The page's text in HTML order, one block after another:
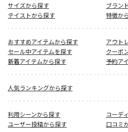
サイズから探す
ブラン
テイストから探す
特徴か
おすすめアイテムから探す
アウト
セール中アイテムを探す
クーポ
新着アイテムから探す
予約ア
人気ランキングから探す
利用シーンから探す
コーデ
ユーザー投稿から探す
口コミ